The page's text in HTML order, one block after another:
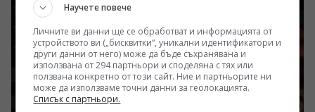
същността на европейските елити, реалностите на
ядреното възпиране и истинските нагласи на
американския избирател.
Научете повече
Личните ви данни ще се обработват и информацията от
устройството ви („бисквитки“, уникални идентификатори и
други данни от него) може да бъде съхранявана и
използвана от 294 партньори и споделяна с тях или
ползвана конкретно от този сайт. Ние и партньорите ни
може да използваме точни данни за геолокацията.
Списък с партньори.